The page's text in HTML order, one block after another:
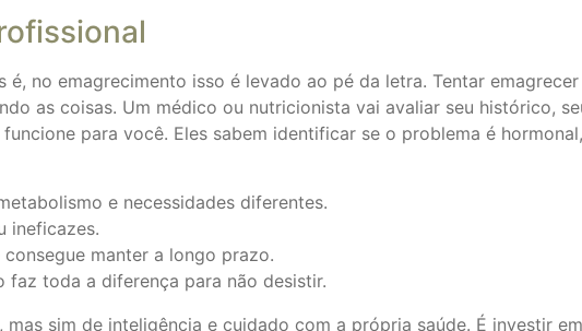
no emagrecimento isso é levado ao pé da letra. Tentar
as coisas. Um médico ou nutricionista vai avaliar seu histórico,
para você. Eles sabem identificar se o problema é
e necessidades diferentes.
ineficazes.
manter a longo prazo.
faz toda a diferença para não desistir.
sim de inteligência e cuidado com a própria saúde. É investir